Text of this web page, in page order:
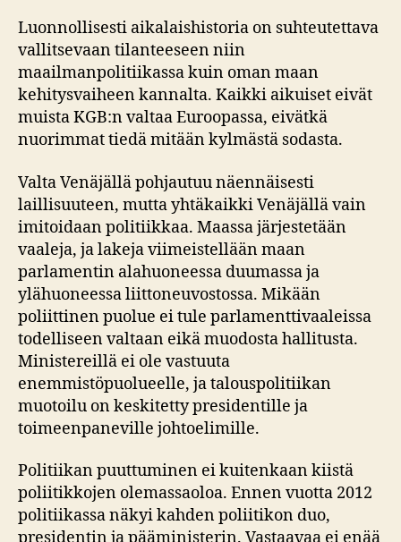
Luonnollisesti aikalaishistoria on suhteutettava
vallitsevaan tilanteeseen niin
maailmanpolitiikassa kuin oman maan
kehitysvaiheen kannalta. Kaikki aikuiset eivät
muista KGB:n valtaa Euroopassa, eivätkä
nuorimmat tiedä mitään kylmästä sodasta.
Valta Venäjällä pohjautuu näennäisesti
laillisuuteen, mutta yhtäkaikki Venäjällä vain
imitoidaan politiikkaa. Maassa järjestetään
vaaleja, ja lakeja viimeistellään maan
parlamentin alahuoneessa duumassa ja
ylähuoneessa liittoneuvostossa. Mikään
poliittinen puolue ei tule parlamenttivaaleissa
todelliseen valtaan eikä muodosta hallitusta.
Ministereillä ei ole vastuuta
enemmistöpuolueelle, ja talouspolitiikan
muotoilu on keskitetty presidentille ja
toimeenpaneville johtoelimille.
Politiikan puuttuminen ei kuitenkaan kiistä
poliitikkojen olemassaoloa. Ennen vuotta 2012
politiikassa näkyi kahden poliitikon duo,